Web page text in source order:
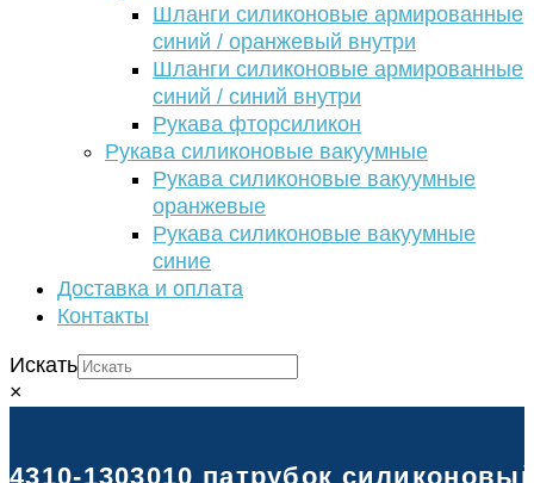
Шланги силиконовые армированные
синий / оранжевый внутри
Шланги силиконовые армированные
синий / синий внутри
Рукава фторсиликон
Рукава силиконовые вакуумные
Рукава силиконовые вакуумные
оранжевые
Рукава силиконовые вакуумные
синие
Доставка и оплата
Контакты
Искать
×
4310-1303010 патрубок